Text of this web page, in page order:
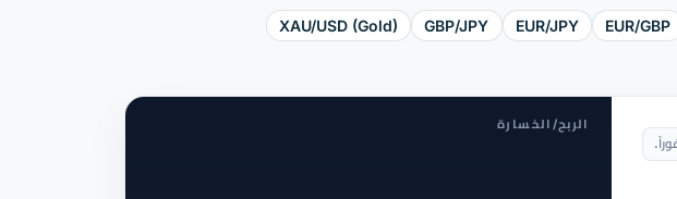
EUR/GBP
EUR/JPY
GBP/JPY
XAU/USD (Gold)
الربح/الخسارة